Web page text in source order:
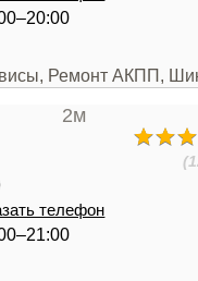
Ремонт АКПП,
телефон